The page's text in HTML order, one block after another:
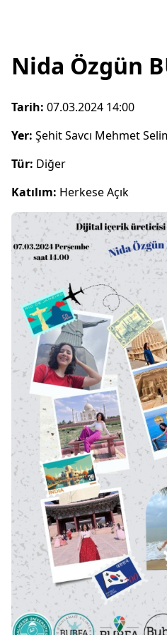
Nida Özgün
Tarih: 07.03.2024 14:00
Yer: Şehit Savcı Mehmet
Tür: Diğer
Katılım: Herkese Açık